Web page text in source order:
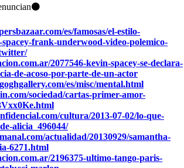
es/famosas/el-estilo-
spacey-frank-underwood-video-polemico-
2077546-kevin-spacey-se-declara-
de-acoso-por-parte-de-un-actor
es/misc/mental.html
sociedad/cartas-primer-amor-
cultura/2013-07-02/lo-que-
alicia_496044/
actualidad/20130929/samantha-
6271.html
2196375-ultimo-tango-paris-